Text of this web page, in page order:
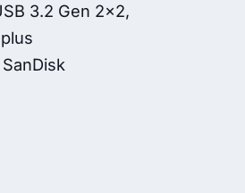
3.2 Gen 2x2,